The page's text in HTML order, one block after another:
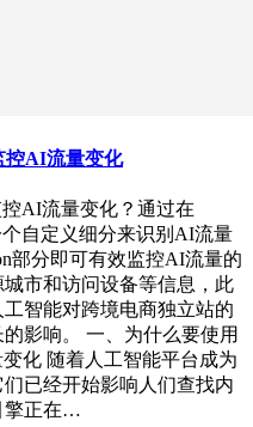
控AI流量变化
控AI流量变化？通过在
个自定义细分来识别AI流量
部分即可有效监控AI流量的
市和访问设备等信息，此
智能对跨境电商独立站的
影响。 一、为什么要使用
化 随着人工智能平台成为
已经开始影响人们查找内
擎正在…